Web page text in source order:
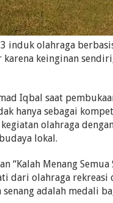
induk olahraga
keinginan
Iqbal saat
hanya sebagai
olahraga
lokal.
“Kalah Menang Semua
dari olahraga
adalah medali